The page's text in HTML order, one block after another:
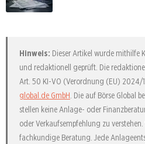
Hinweis: Dieser Artikel wurde mithilfe
und redaktionell geprüft. Die
Art. 50 KI-VO (Verordnung (EU)
global.de GmbH . Die auf Börse Global
stellen keine Anlage- oder
oder Verkaufsempfehlung zu
fachkundige Beratung. Jede